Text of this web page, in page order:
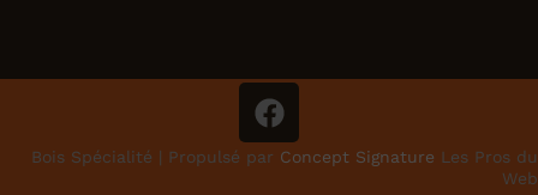
Bois Spécialité | Propulsé par Concept Signature Les Pros du
Web